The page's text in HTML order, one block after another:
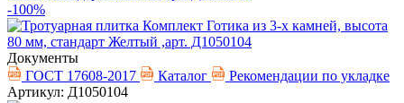
-100%
Документы
ГОСТ 17608-2017
Каталог
Рекомендации по укладке
Артикул: Д1050104